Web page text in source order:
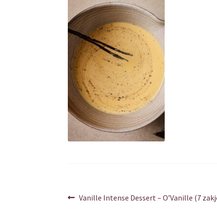
Berichtnavigatie
Vorig
Vanille Intense Dessert – O’Vanille (7